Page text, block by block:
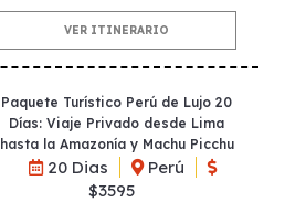
VER ITINERARIO
Paquete Turístico Perú de Lujo 20
Días: Viaje Privado desde Lima
hasta la Amazonía y Machu Picchu
20 Dias
Perú
$3595